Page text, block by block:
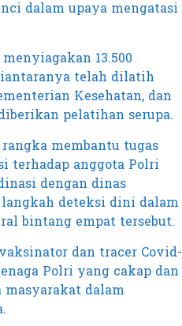
dalam upaya mengatasi
13.500
telah dilatih
Kesehatan, dan
pelatihan serupa.
membantu tugas
terhadap anggota Polri
dengan dinas
deteksi dini dalam
bintang empat tersebut.
dan tracer Covid-
Polri yang cakap dan
dalam